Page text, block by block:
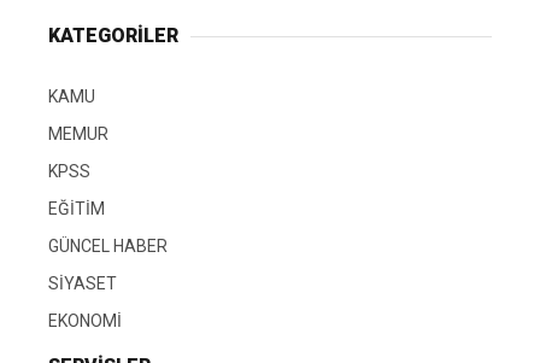
KATEGORİLER
KAMU
MEMUR
KPSS
EĞİTİM
GÜNCEL HABER
SİYASET
EKONOMİ